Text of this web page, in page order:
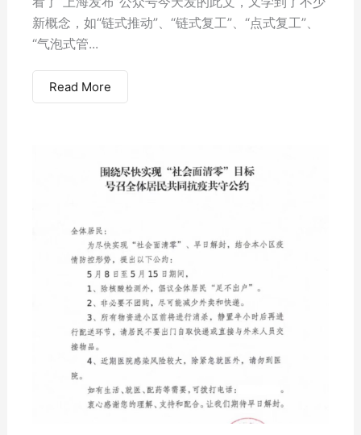
新概念，如“链式推动”、“链式复工”、“点式复工”、
“气泡式管...
Read More